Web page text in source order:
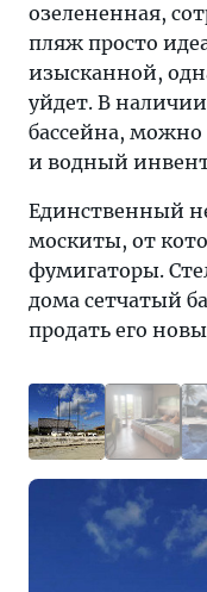
озелененная,
пляж просто
изысканной,
уйдет. В наличии
бассейна, можно
и водный
Единственный
москиты, от
фумигаторы.
дома сетчатый
продать его